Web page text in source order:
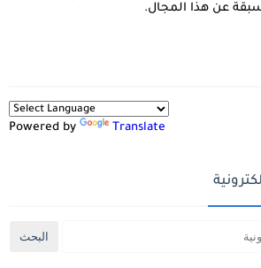
عن هذا المجال.
Powered by Translate